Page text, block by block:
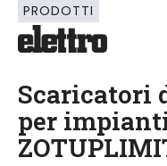
PRODOTTI
Scaricatori
per